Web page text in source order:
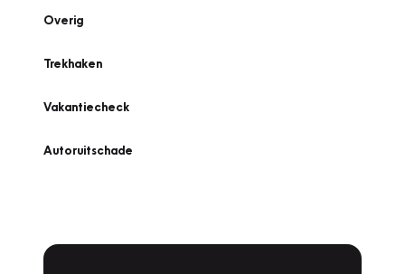
Overig
Trekhaken
Vakantiecheck
Autoruitschade